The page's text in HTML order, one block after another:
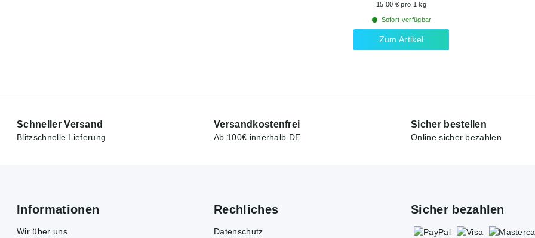
15,00 € pro 1 kg
Sofort verfügbar
Zum Artikel
Schneller Versand
Blitzschnelle Lieferung
Versandkostenfrei
Ab 100€ innerhalb DE
Sicher bestellen
Online sicher bezahlen
Informationen
Wir über uns
Rechliches
Datenschutz
Sicher bezahlen